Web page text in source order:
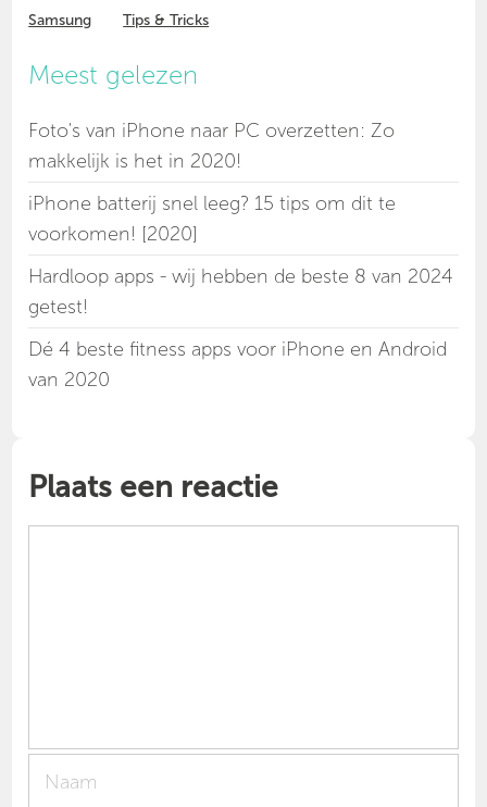
Samsung
Tips & Tricks
Meest gelezen
Foto's van iPhone naar PC overzetten: Zo
makkelijk is het in 2020!
iPhone batterij snel leeg? 15 tips om dit te
voorkomen! [2020]
Hardloop apps - wij hebben de beste 8 van 2024
getest!
Dé 4 beste fitness apps voor iPhone en Android
van 2020
Plaats een reactie